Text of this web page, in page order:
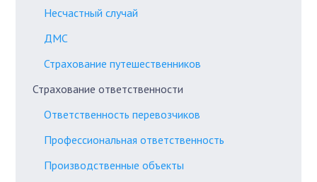
Несчастный случай
ДМС
Страхование путешественников
Страхование ответственности
Ответственность перевозчиков
Профессиональная ответственность
Производственные объекты